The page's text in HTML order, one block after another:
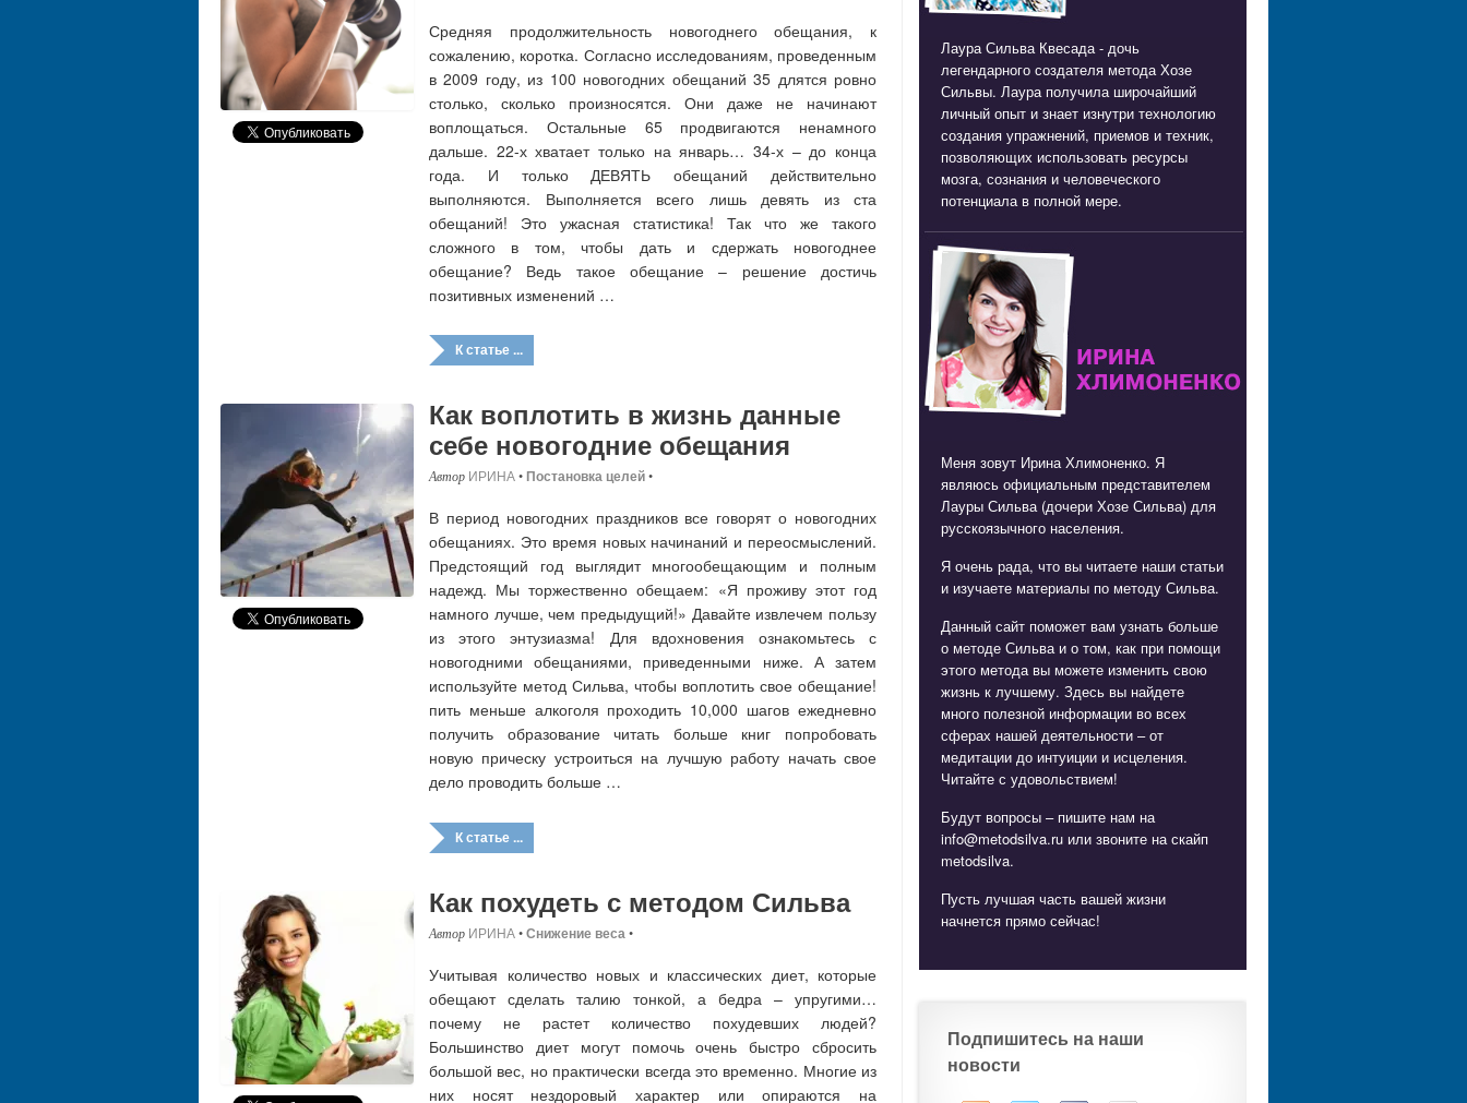
Средняя продолжительность новогоднего обещания, к
сожалению, коротка. Согласно исследованиям, проведенным
в 2009 году, из 100 новогодних обещаний 35 длятся ровно
столько, сколько произносятся. Они даже не начинают
воплощаться. Остальные 65 продвигаются ненамного
дальше. 22-х хватает только на январь… 34-х – до конца
года. И только ДЕВЯТЬ обещаний действительно
выполняются. Выполняется всего лишь девять из ста
обещаний! Это ужасная статистика! Так что же такого
сложного в том, чтобы дать и сдержать новогоднее
обещание? Ведь такое обещание – решение достичь
позитивных изменений …
К статье ...
Как воплотить в жизнь данные
себе новогодние обещания
ИРИНА•Постановка целей•
В период новогодних праздников все говорят о новогодних
обещаниях. Это время новых начинаний и переосмыслений.
Предстоящий год выглядит многообещающим и полным
надежд. Мы торжественно обещаем: «Я проживу этот год
намного лучше, чем предыдущий!» Давайте извлечем пользу
из этого энтузиазма! Для вдохновения ознакомьтесь с
новогодними обещаниями, приведенными ниже. А затем
используйте метод Сильва, чтобы воплотить свое обещание!
пить меньше алкоголя проходить 10,000 шагов ежедневно
получить образование читать больше книг попробовать
новую прическу устроиться на лучшую работу начать свое
дело проводить больше …
К статье ...
Как похудеть с методом Сильва
ИРИНА•Снижение веса•
Учитывая количество новых и классических диет, которые
обещают сделать талию тонкой, а бедра – упругими…
почему не растет количество похудевших людей?
Большинство диет могут помочь очень быстро сбросить
большой вес, но практически всегда это временно. Многие из
них носят нездоровый характер или опираются на
Лаура Сильва Квесада - дочь
легендарного создателя метода Хозе
Сильвы. Лаура получила широчайший
личный опыт и знает изнутри технологию
создания упражнений, приемов и техник,
позволяющих использовать ресурсы
мозга, сознания и человеческого
потенциала в полной мере.
Меня зовут Ирина Хлимоненко. Я
являюсь официальным представителем
Лауры Сильва (дочери Хозе Сильва) для
русскоязычного населения.
Я очень рада, что вы читаете наши статьи
и изучаете материалы по методу Сильва.
Данный сайт поможет вам узнать больше
о методе Сильва и о том, как при помощи
этого метода вы можете изменить свою
жизнь к лучшему. Здесь вы найдете
много полезной информации во всех
сферах нашей деятельности – от
медитации до интуиции и исцеления.
Читайте с удовольствием!
Будут вопросы – пишите нам на
info@metodsilva.ru или звоните на скайп
metodsilva.
Пусть лучшая часть вашей жизни
начнется прямо сейчас!
Подпишитесь на наши
новости